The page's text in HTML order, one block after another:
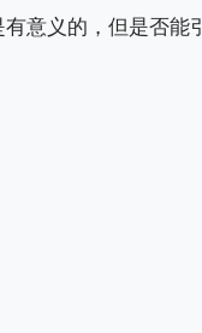
意义的，但是否能引